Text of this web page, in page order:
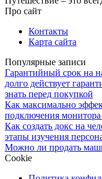
Про сайт
Контакты
Карта сайта
Популярные записи
Гарантийный срок на
долго действует
знать перед покупкой
Как максимально
подключения
Как создать докс на
этапы изучения
Можно ли продать
Cookie